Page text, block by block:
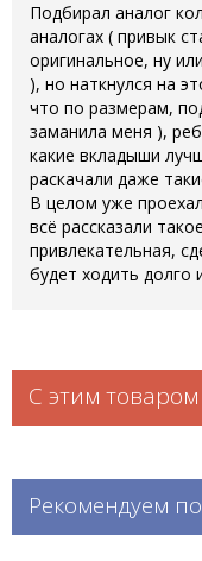
Подбирал аналог
аналогах ( привык
оригинальное, ну
), но наткнулся на
что по размерам,
заманила меня ),
какие вкладыши
раскачали даже
В целом уже
всё рассказали
привлекательная,
будет ходить долго
С этим
Рекомендуем